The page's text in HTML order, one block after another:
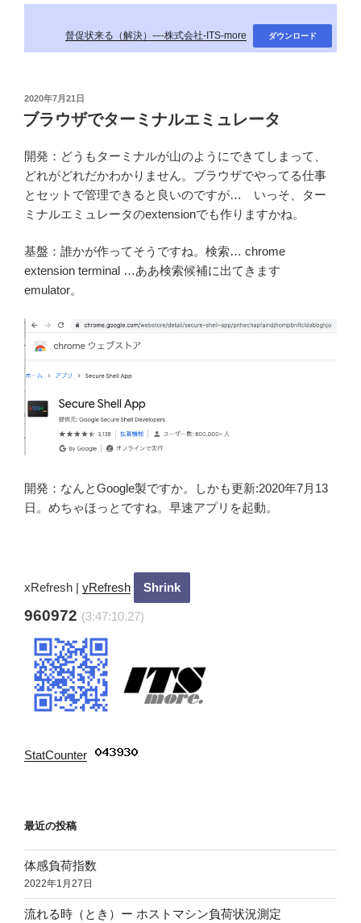
督促状来る（解決）-–-株式会社-ITS-more ダウンロード
投
稿
日:
2020年7月21日
ブラウザでターミナルエミュレータ
開発：どうもターミナルが山のようにできてしまって、
どれがどれだかわかりません。ブラウザでやってる仕事
とセットで管理できると良いのですが… いっそ、ター
ミナルエミュレータのextensionでも作りますかね。
基盤：誰かが作ってそうですね。検索… chrome
extension terminal …ああ検索候補に出てきます
emulator。
開発：なんとGoogle製ですか。しかも更新:2020年7月13
日。めちゃほっとですね。早速アプリを起動。
xRefresh | yRefresh
960972 (3:47:11.7)
StatCounter
最近の投稿
体感負荷指数
2022年1月27日
流れる時（とき）ー ホストマシン負荷状況測定